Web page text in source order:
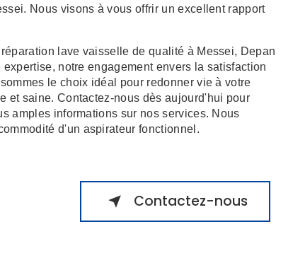
Nous visons à vous offrir un excellent rapport
lave vaisselle de qualité à Messei, Depan
notre engagement envers la satisfaction
le choix idéal pour redonner vie à votre
et saine. Contactez-nous dès aujourd'hui pour
amples informations sur nos services. Nous
d'un aspirateur fonctionnel.
Contactez-nous